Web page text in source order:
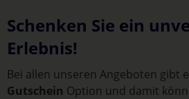
Schenken Sie ein
Erlebnis!
Bei allen unseren Angeboten gibt
Gutschein Option und damit